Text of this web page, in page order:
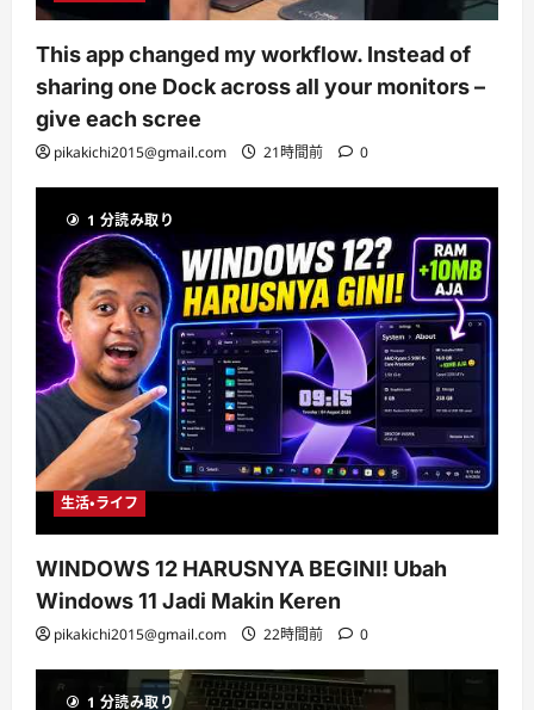
This app changed my workflow. Instead of
sharing one Dock across all your monitors –
give each scree
pikakichi2015@gmail.com 21時間前 0
1 分読み取り
生活・ライフ
WINDOWS 12 HARUSNYA BEGINI! Ubah
Windows 11 Jadi Makin Keren
pikakichi2015@gmail.com 22時間前 0
1 分読み取り